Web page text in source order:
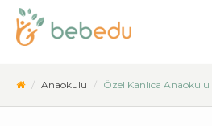
Anaokulu Özel Kanlıca Anaokulu